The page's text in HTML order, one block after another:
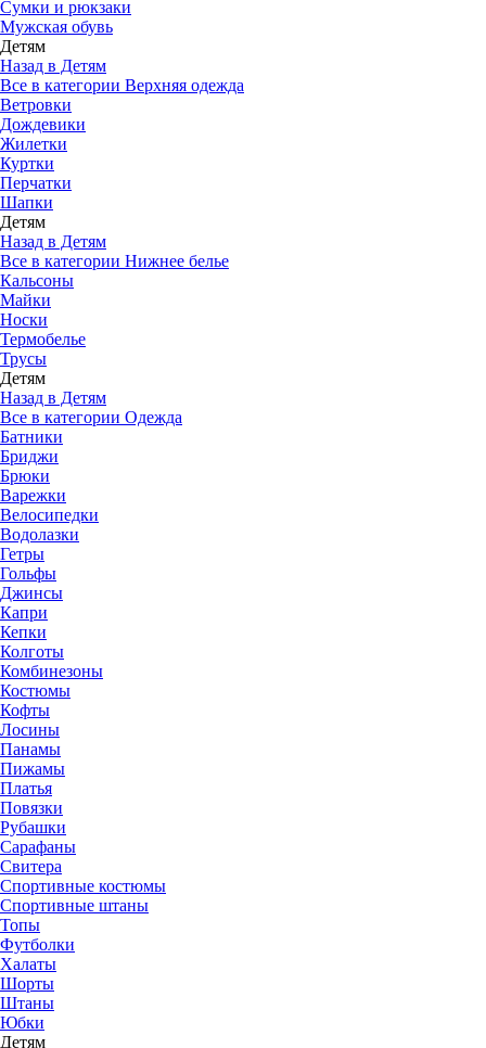
Сумки и рюкзаки
Мужская обувь
Детям
Назад в Детям
Все в категории Верхняя одежда
Ветровки
Дождевики
Жилетки
Куртки
Перчатки
Шапки
Детям
Назад в Детям
Все в категории Нижнее белье
Кальсоны
Майки
Носки
Термобелье
Трусы
Детям
Назад в Детям
Все в категории Одежда
Батники
Бриджи
Брюки
Варежки
Велосипедки
Водолазки
Гетры
Гольфы
Джинсы
Капри
Кепки
Колготы
Комбинезоны
Костюмы
Кофты
Лосины
Панамы
Пижамы
Платья
Повязки
Рубашки
Сарафаны
Свитера
Спортивные костюмы
Спортивные штаны
Топы
Футболки
Халаты
Шорты
Штаны
Юбки
Детям